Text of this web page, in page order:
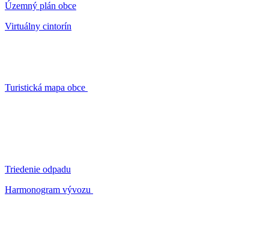
Územný plán obce
Virtuálny cintorín
Turistická mapa obce
Triedenie odpadu
Harmonogram vývozu